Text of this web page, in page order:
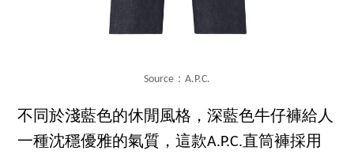
Source：A.P.C.
不同於淺藍色的休閒風格，深藍色牛仔褲給人
一種沈穩優雅的氣質，這款A.P.C.直筒褲採用